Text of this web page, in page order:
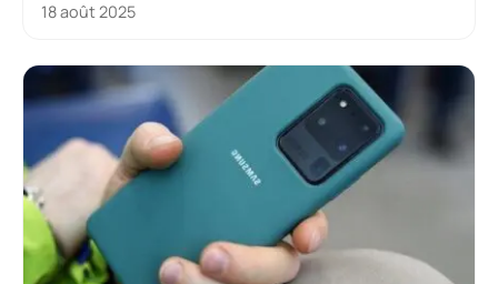
18 août 2025